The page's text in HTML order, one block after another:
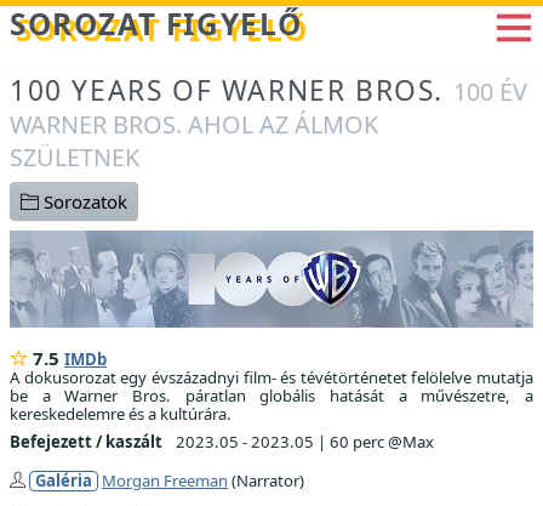
Betöltés...
SOROZAT FIGYELŐ
100 YEARS OF WARNER BROS. 100 ÉV
WARNER BROS. AHOL AZ ÁLMOK
SZÜLETNEK
Sorozatok
7.5 IMDb
A dokusorozat egy évszázadnyi film- és tévétörténetet felölelve mutatja
be a Warner Bros. páratlan globális hatását a művészetre, a
kereskedelemre és a kultúrára.
Befejezett / kaszált
2023.05 - 2023.05 | 60 perc @Max
Galéria Morgan Freeman (Narrator)